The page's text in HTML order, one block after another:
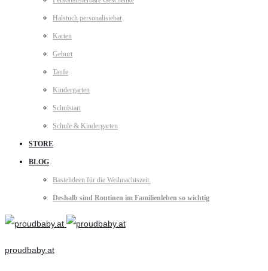
Halstuch personalisiebar
Karten
Geburt
Taufe
Kindergarten
Schulstart
Schule & Kindergarten
STORE
BLOG
Bastelideen für die Weihnachtszeit.
Deshalb sind Routinen im Familienleben so wichtig
proudbaby.at